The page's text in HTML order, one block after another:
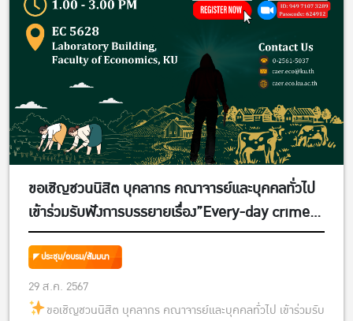
ขอเชิญชวนนิสิต บุคลากร คณาจารย์และบุคคลทั่วไป
เข้าร่วมรับฟังการบรรยายเรื่อง”Every-day crime
in rural Southeast Asia: A victimization study
from Thailand and Vietnam” โดย Prof. Dr.
Ulrike Grote
ประชุม/อบรม/สัมมนา
29 ส.ค. 2567
ขอเชิญชวนนิสิต บุคลากร คณาจารย์และบุคคลทั่วไป เข้าร่วมรับ